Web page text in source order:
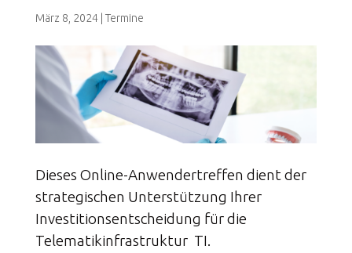
März 8, 2024| Termine
Dieses Online-Anwendertreffen dient der
strategischen Unterstützung Ihrer
Investitionsentscheidung für die
Telematikinfrastruktur TI.